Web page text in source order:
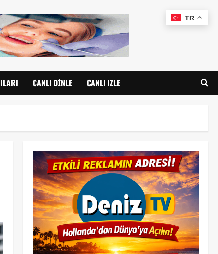
CANLI DINLE CANLI IZLE
TR